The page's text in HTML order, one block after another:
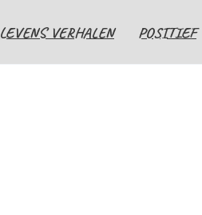
LEVENS VERHALEN POSITIEF